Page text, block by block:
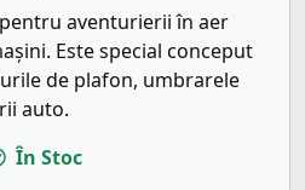
aventurierii în aer
Este special conceput
de plafon, umbrarele
auto.
În Stoc